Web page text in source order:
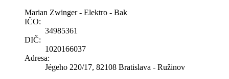
Marian Zwinger - Elektro - Bak
IČO:
34985361
DIČ:
1020166037
Adresa:
Jégeho 220/17, 82108 Bratislava - Ružinov